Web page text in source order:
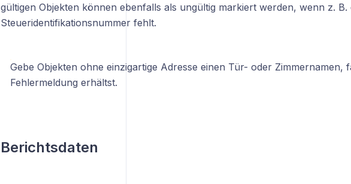
gültigen Objekten können ebenfalls als ungültig markiert werden, wenn z. B.
Steueridentifikationsnummer fehlt.
Gebe Objekten ohne einzigartige Adresse einen Tür- oder Zimmernamen,
Fehlermeldung erhältst.
Berichtsdaten